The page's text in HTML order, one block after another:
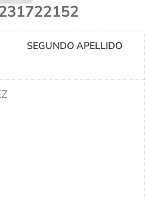
SEGUNDO APELLIDO